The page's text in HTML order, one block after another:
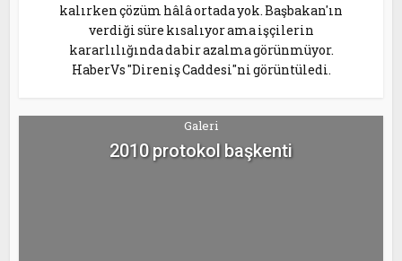
kalırken çözüm hâlâ ortada yok. Başbakan'ın
verdiği süre kısalıyor ama işçilerin
kararlılığında da bir azalma görünmüyor.
HaberVs "Direniş Caddesi"ni görüntüledi.
Galeri
2010 protokol başkenti